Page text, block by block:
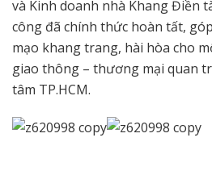
và Kinh doanh nhà Khang Điền
công đã chính thức hoàn tất,
mạo khang trang, hài hòa cho
giao thông – thương mại quan
tâm TP.HCM.